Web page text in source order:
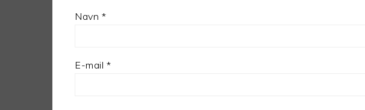
Navn *
E-mail *